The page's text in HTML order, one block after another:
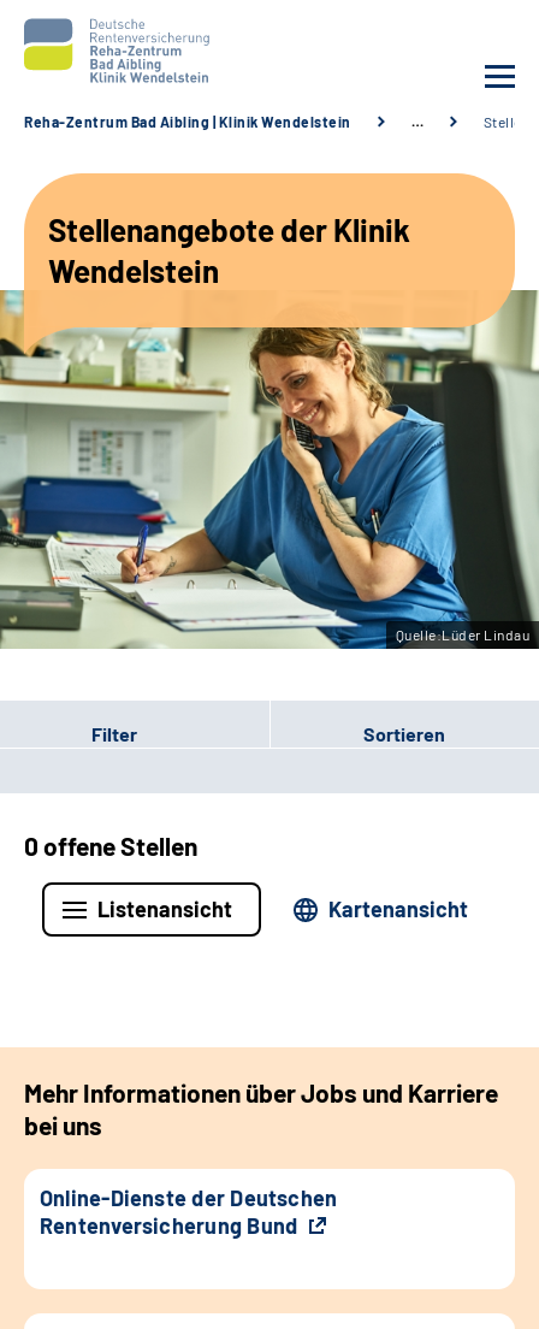
Unsere Angebote
Karriere
Sozialdienste & Zuweisende
Suche
Leichte Sprache
Gebärdensprache
Reha-Zentrum Bad Aibling | Klinik Wendelstein …
Stellenangebote der Klinik
Wendelstein
Quelle:Lüder Lindau
Filter Sortieren
0 offene Stellen
Listenansicht Kartenansicht
Mehr Informationen über Jobs und Karriere
bei uns
Online-Dienste der Deutschen
Rentenversicherung Bund